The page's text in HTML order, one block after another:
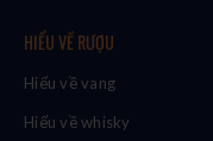
HIỂU VỀ RƯỢU
Hiểu về vang
Hiểu về whisky